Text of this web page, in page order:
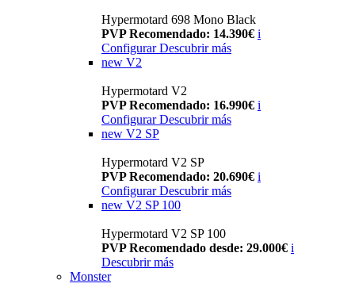
Hypermotard 698 Mono Black
PVP Recomendado: 14.390€ i
Configurar Descubrir más
new V2
Hypermotard V2
PVP Recomendado: 16.990€ i
Configurar Descubrir más
new V2 SP
Hypermotard V2 SP
PVP Recomendado: 20.690€ i
Configurar Descubrir más
new V2 SP 100
Hypermotard V2 SP 100
PVP Recomendado desde: 29.000€ i
Descubrir más
Monster